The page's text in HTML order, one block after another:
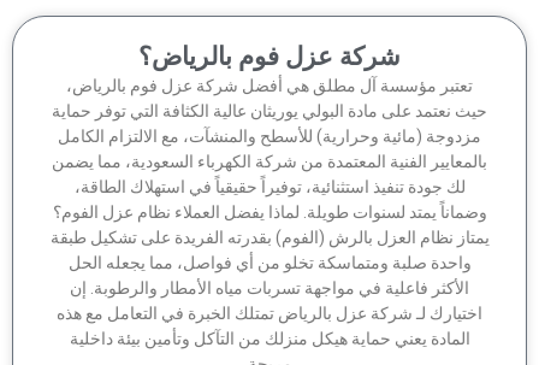
شركة عزل فوم بالرياض؟
تعتبر مؤسسة آل مطلق هي أفضل شركة عزل فوم بالرياض،
نعتمد على مادة البولي يوريثان عالية الكثافة التي توفر حماية
(مائية وحرارية) للأسطح والمنشآت، مع الالتزام الكامل
الفنية المعتمدة من شركة الكهرباء السعودية، مما يضمن
لك جودة تنفيذ استثنائية، توفيراً حقيقياً في استهلاك الطاقة،
يمتد لسنوات طويلة. لماذا يفضل العملاء نظام عزل الفوم؟
نظام العزل بالرش (الفوم) بقدرته الفريدة على تشكيل طبقة
واحدة صلبة ومتماسكة تخلو من أي فواصل، مما يجعله الحل
الأكثر فاعلية في مواجهة تسربات مياه الأمطار والرطوبة. إن
لـ شركة عزل بالرياض تمتلك الخبرة في التعامل مع هذه
المادة يعني حماية هيكل منزلك من التآكل وتأمين بيئة داخلية